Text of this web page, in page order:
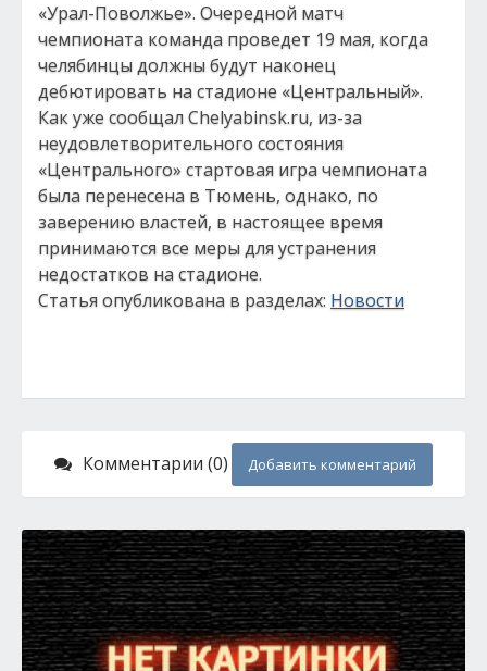
«Урал-Поволжье». Очередной матч
чемпионата команда проведет 19 мая, когда
челябинцы должны будут наконец
дебютировать на стадионе «Центральный».
Как уже сообщал Chelyabinsk.ru, из-за
неудовлетворительного состояния
«Центрального» стартовая игра чемпионата
была перенесена в Тюмень, однако, по
заверению властей, в настоящее время
принимаются все меры для устранения
недостатков на стадионе.
Статья опубликована в разделах: Новости
Комментарии (0) Добавить комментарий